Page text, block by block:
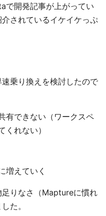
で開発記事が上がってい
されているイケイケっぷ
乗り換えを検討したので
有できない（ワークスペ
くれない）
増えていく
りなさ（Maptureに慣れ
た。